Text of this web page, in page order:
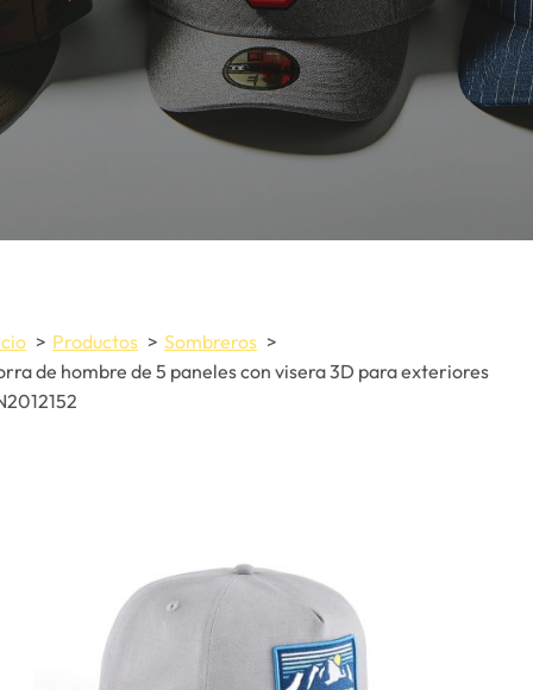
Productos
Sombreros
de hombre de 5 paneles con visera 3D para exteriores